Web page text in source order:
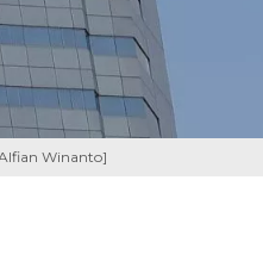
Winanto]